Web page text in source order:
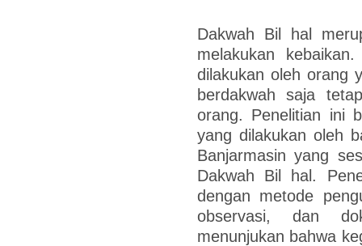
Dakwah Bil hal
melakukan
dilakukan oleh orang
berdakwah saja
orang. Penelitian ini
yang dilakukan oleh
Banjarmasin yang
Dakwah Bil hal.
dengan metode
observasi, dan
menunjukan bahwa